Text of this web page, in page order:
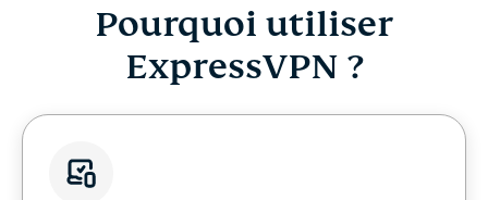
Pourquoi utiliser
ExpressVPN ?